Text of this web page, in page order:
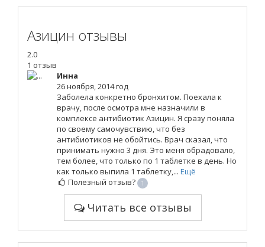
Азицин отзывы
2.0
1 отзыв
Инна
26 ноября, 2014 год
Заболела конкретно бронхитом. Поехала к
врачу, после осмотра мне назначили в
комплексе антибиотик Азицин. Я сразу поняла
по своему самочувствию, что без
антибиотиков не обойтись. Врач сказал, что
принимать нужно 3 дня. Это меня обрадовало,
тем более, что только по 1 таблетке в день. Но
как только выпила 1 таблетку,... Ещё
Полезный отзыв? 1
Читать все отзывы